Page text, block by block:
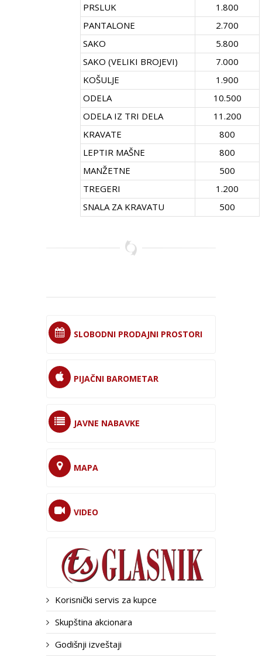
PRSLUK
1.800
PANTALONE
2.700
SAKO
5.800
SAKO (VELIKI BROJEVI)
7.000
KOŠULJE
1.900
ODELA
10.500
ODELA IZ TRI DELA
11.200
KRAVATE
800
LEPTIR MAŠNE
800
MANŽETNE
500
TREGERI
1.200
SNALA ZA KRAVATU
500
SLOBODNI PRODAJNI PROSTORI
PIJAČNI BAROMETAR
JAVNE NABAVKE
MAPA
VIDEO
Korisnički servis za kupce
Skupština akcionara
Godišnji izveštaji